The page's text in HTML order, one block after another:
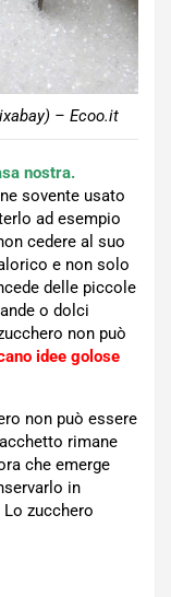
– Ecoo.it
nostra.
sovente usato
ad esempio
cedere al suo
e non solo
delle piccole
o dolci
non può
idee golose
non può essere
rimane
che emerge
in
zucchero